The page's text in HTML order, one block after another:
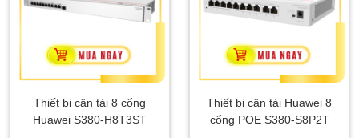
Thiết bị cân tải 8 cổng
Huawei S380-H8T3ST
Thiết bị cân tải Huawei 8
cổng POE S380-S8P2T